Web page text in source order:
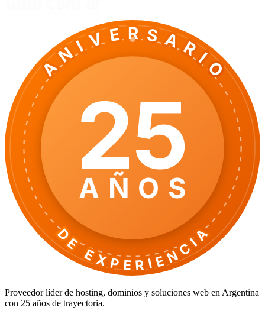
ANIVERSARIO
DE EXPERIENCIA
25
AÑOS
Proveedor líder de hosting, dominios y soluciones web en Argentina
con 25 años de trayectoria.